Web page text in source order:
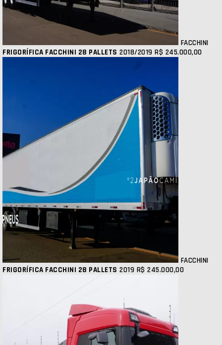
FACCHINI
FRIGORÍFICA FACCHINI 28 PALLETS 2018/2019 R$ 245.000,00
FACCHINI
FRIGORÍFICA FACCHINI 28 PALLETS 2019 R$ 245.000,00